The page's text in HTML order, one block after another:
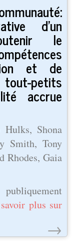
d'un
le
et de
petits
accrue
Shona
Smith, Tony
Rhodes, Gaia
plus sur
→